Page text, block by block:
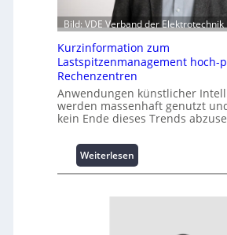
Bild: VDE Verband der Elektrotechnik
Kurzinformation zum
Lastspitzenmanagement hoch-
Rechenzentren
Anwendungen künstlicher
werden massenhaft genutzt
kein Ende dieses Trends
Weiterlesen:
K
r